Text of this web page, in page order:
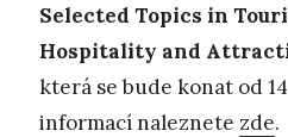
Selected Topics in
Hospitality and
která se bude konat od
informací naleznete zde.